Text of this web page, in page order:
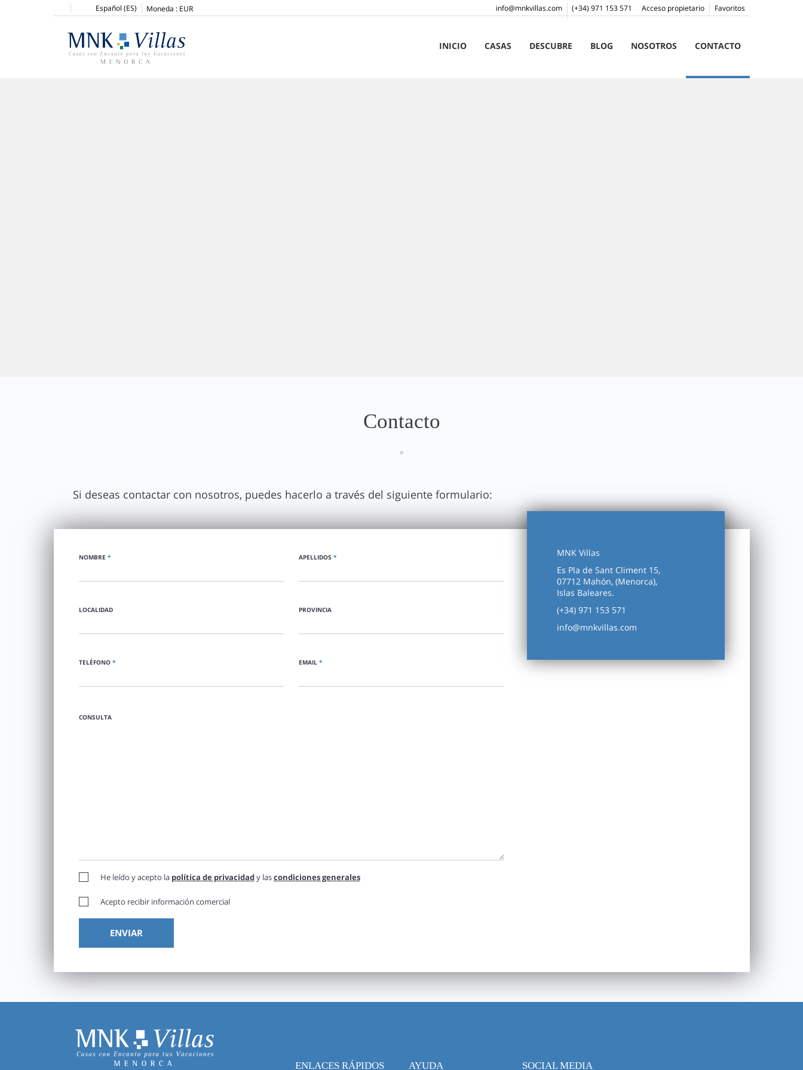
Español (ES) Moneda : EUR Favoritos
Acceso propietario
(+34) 971 153 571
info@mnkvillas.com
INICIO CASAS DESCUBRE BLOG NOSOTROS CONTACTO
Contacto
Si deseas contactar con nosotros, puedes hacerlo a través del siguiente formulario:
MNK Villas
Es Pla de Sant Climent 15,
07712 Mahón, (Menorca),
Islas Baleares.
(+34) 971 153 571
info@mnkvillas.com
NOMBRE * APELLIDOS*
LOCALIDAD PROVINCIA
TELÉFONO * EMAIL*
CONSULTA
He leído y acepto la política de privacidady lascondiciones generales
Acepto recibir información comercial
ENLACES RÁPIDOS AYUDA SOCIAL MEDIA